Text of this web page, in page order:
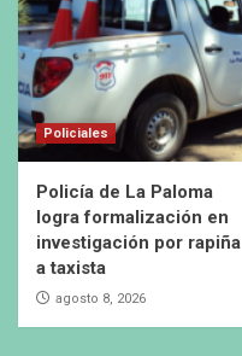
Policiales
Policía de La Paloma
logra formalización en
investigación por rapiña
a taxista
agosto 8, 2026